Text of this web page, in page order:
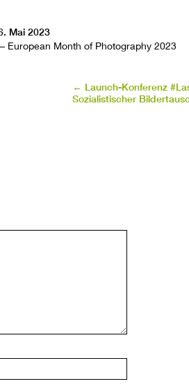
Mai 2023
European Month of Photography 2023
← Launch-Konferenz
Sozialistischer